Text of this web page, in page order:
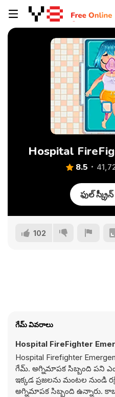
Hospital
8.5
ఫుల్
102
గేమ్ వివరాలు
Hospital FireFighter
Hospital Firefighter
గేమ్. అగ్నిమాపక సిబ్బంది పని
ఇక్కడ ప్రజలను మంటల నుండి
అగ్నిమాపక సిబ్బంది ఉన్నారు.